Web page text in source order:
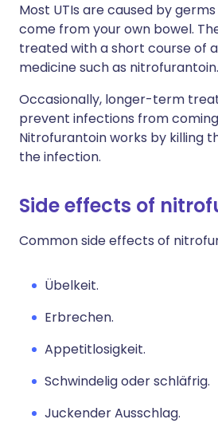
Most UTIs are caused by
come from your own bowel.
treated with a short course of
medicine such as nitrofurantoin.
Occasionally, longer-term
prevent infections from
Nitrofurantoin works by killing
the infection.
Side effects of
Common side effects of
Übelkeit.
Erbrechen.
Appetitlosigkeit.
Schwindelig oder schläfrig.
Juckender Ausschlag.